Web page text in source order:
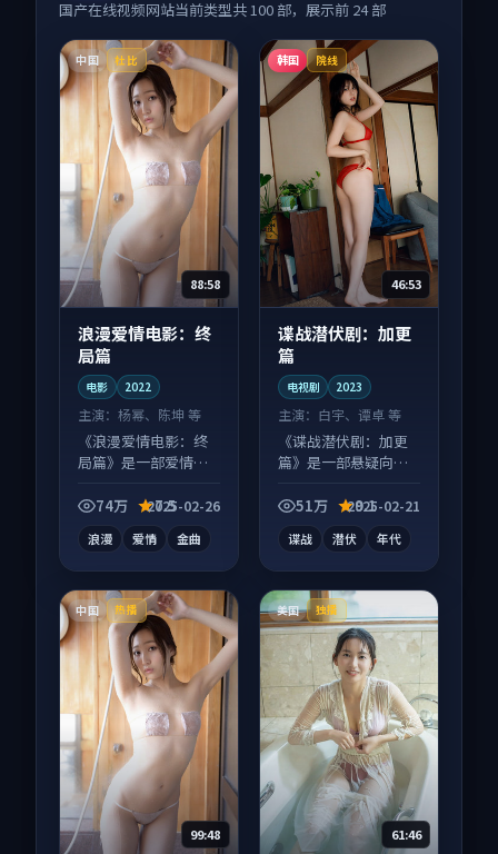
国产在线视频网站当前类型共100 部，展示前 24部
中国 杜比
88:58
浪漫爱情电影：终
局篇
电影 2022
主演： 杨幂、陈坤 等
《浪漫爱情电影：终
局篇》是一部爱情向
长为内核，情感戏份
74万 7.5
2025-02-26
浪漫 爱情 金曲
韩国 院线
46:53
谍战潜伏剧：加更
篇
电视剧 2023
主演： 白宇、谭卓 等
《谍战潜伏剧：加更
篇》是一部悬疑向电
发酵，适合周末一口
51万 9.1
2025-02-21
谍战 潜伏 年代
中国 热播
99:48
美国 独播
61:46